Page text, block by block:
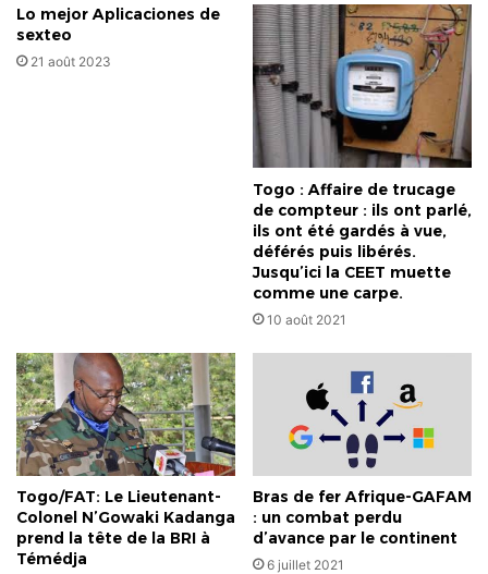
Lo mejor Aplicaciones de
sexteo
21 août 2023
Togo : Affaire de trucage
de compteur : ils ont parlé,
ils ont été gardés à vue,
déférés puis libérés.
Jusqu’ici la CEET muette
comme une carpe.
10 août 2021
Togo/FAT: Le Lieutenant-
Colonel N’Gowaki Kadanga
prend la tête de la BRI à
Témédja
Bras de fer Afrique-GAFAM
: un combat perdu
d’avance par le continent
6 juillet 2021